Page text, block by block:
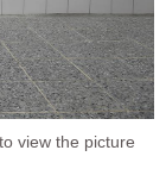
view the picture